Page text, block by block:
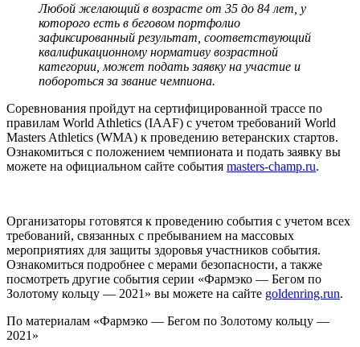
Любой желающий в возрасте от 35 до 84 лет, у
которого есть в беговом портфолио
зафиксированный результат, соответствующий
квалификационному нормативу возрастной
категории, может подать заявку на участие и
побороться за звание чемпиона.
Соревнования пройдут на сертифицированной трассе по
правилам World Athletics (IAAF) с учетом требований World
Masters Athletics (WMA) к проведению ветеранских стартов.
Ознакомиться с положением чемпионата и подать заявку вы
можете на официальном сайте события masters-champ.ru.
Организаторы готовятся к проведению события с учетом всех
требований, связанных с пребыванием на массовых
мероприятиях для защиты здоровья участников события.
Ознакомиться подробнее с мерами безопасности, а также
посмотреть другие события серии «Фармэко — Бегом по
Золотому кольцу — 2021» вы можете на сайте goldenring.run.
По материалам «Фармэко — Бегом по Золотому кольцу —
2021»